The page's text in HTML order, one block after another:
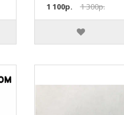
1 100р.
1 300р.